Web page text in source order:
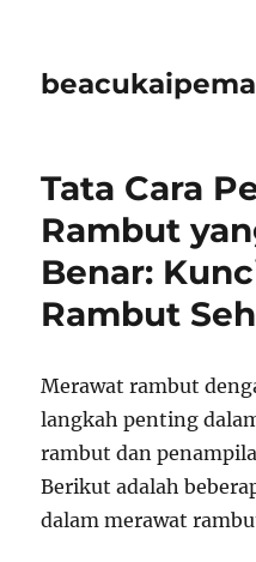
Tata Cara
Rambut
Benar:
Rambut
Merawat rambut
langkah penting
rambut dan
Berikut adalah
dalam merawat